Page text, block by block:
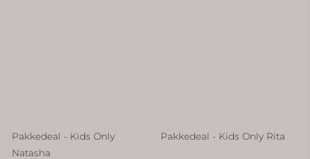
Pakkedeal - Kids Only
Natasha
Pakkedeal - Kids Only Rita